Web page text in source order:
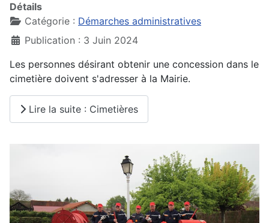
Détails
Catégorie : Démarches administratives
Publication : 3 Juin 2024
Les personnes désirant obtenir une concession dans le
cimetière doivent s'adresser à la Mairie.
Lire la suite : Cimetières